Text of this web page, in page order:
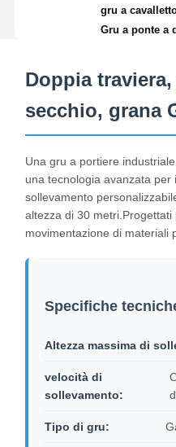
Qualità
Tutti I Casi
Ora
Ruote per gru
Tamburo di cavo metallico
Blocco di puleggia di gru
Gru a benna
Gru
gru a
Gru a ponte a
Doppia
secchio, grana
Una gru a portiere
una tecnologia avanzata per
sollevamento
altezza di 30 metri.Progettati
movimentazione di materiali
Specifiche
Altezza massima di
velocità di
sollevamento:
Tipo di gru: